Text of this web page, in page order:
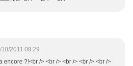
10/2011 08:29
encore ?!<br /> <br /> <br /> <br /> <br />